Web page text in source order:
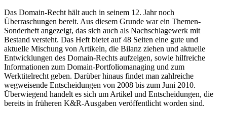
Das Domain-Recht hält auch in seinem 12. Jahr noch
Überraschungen bereit. Aus diesem Grunde war ein Themen-
Sonderheft angezeigt, das sich auch als Nachschlagewerk mit
Bestand versteht. Das Heft bietet auf 48 Seiten eine gute und
aktuelle Mischung von Artikeln, die Bilanz ziehen und aktuelle
Entwicklungen des Domain-Rechts aufzeigen, sowie hilfreiche
Informationen zum Domain-Portfoliomanaging und zum
Werktitelrecht geben. Darüber hinaus findet man zahlreiche
wegweisende Entscheidungen von 2008 bis zum Juni 2010.
Überwiegend handelt es sich um Artikel und Entscheidungen, die
bereits in früheren K&R-Ausgaben veröffentlicht worden sind.